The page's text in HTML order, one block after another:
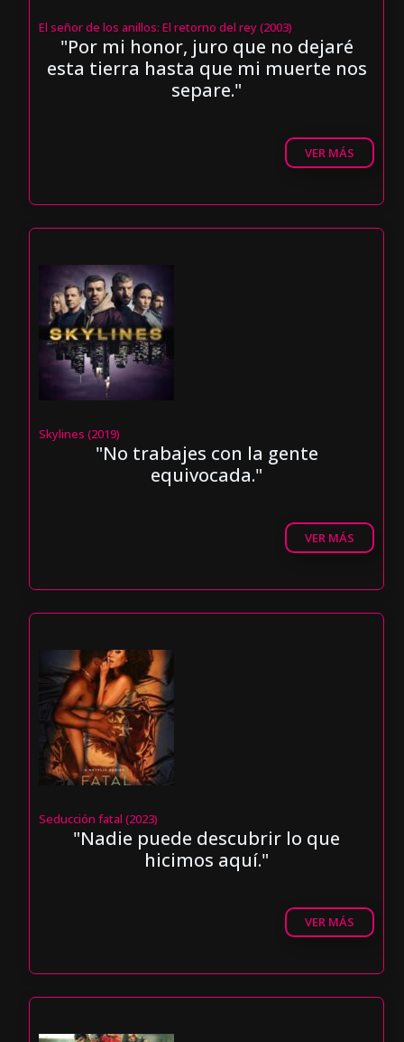
El señor de los anillos: El retorno del rey (2003)
"Por mi honor, juro que no dejaré
esta tierra hasta que mi muerte nos
separe."
VER MÁS
Skylines (2019)
"No trabajes con la gente
equivocada."
VER MÁS
Seducción fatal (2023)
"Nadie puede descubrir lo que
hicimos aquí."
VER MÁS